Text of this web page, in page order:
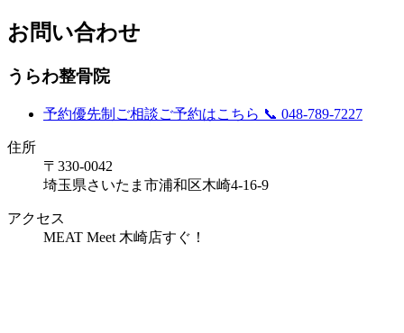
お問い合わせ
うらわ整骨院
予約優先制 ご相談ご予約はこちら 📞 048-789-7227
住所
〒330-0042
埼玉県さいたま市浦和区木崎4-16-9
アクセス
MEAT Meet 木崎店すぐ！